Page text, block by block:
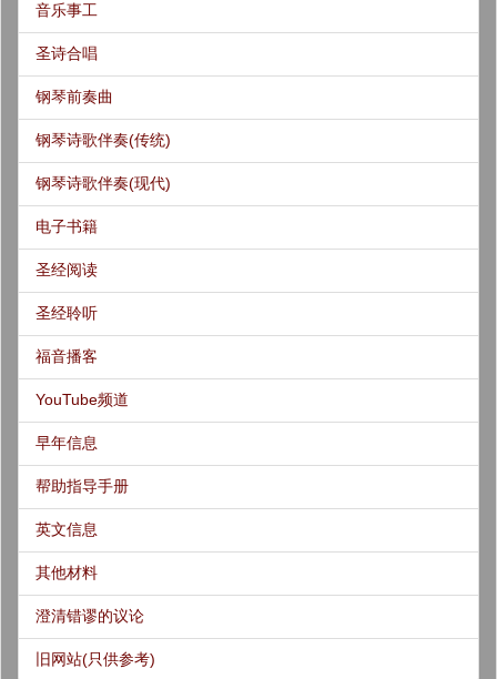
音乐事工
圣诗合唱
钢琴前奏曲
钢琴诗歌伴奏(传统)
钢琴诗歌伴奏(现代)
电子书籍
圣经阅读
圣经聆听
福音播客
YouTube频道
早年信息
帮助指导手册
英文信息
其他材料
澄清错谬的议论
旧网站(只供参考)